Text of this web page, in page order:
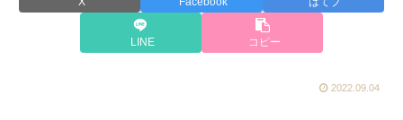
LINE コピー
2022.09.04